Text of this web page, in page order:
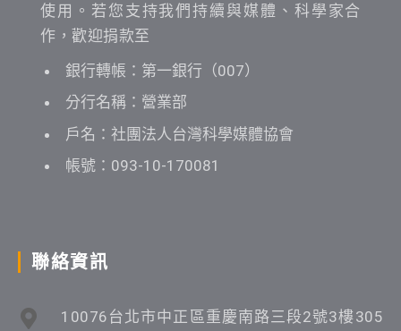
使用。若您支持我們持續與媒體、科學家合
作，歡迎捐款至
銀行轉帳：第一銀行（007）
分行名稱：營業部
戶名：社團法人台灣科學媒體協會
帳號：093-10-170081
聯絡資訊
10076台北市中正區重慶南路三段2號3樓305